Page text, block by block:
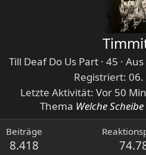
Till Deaf Do Us Part · 45 · Aus
Registriert 06.
Letzte Aktivität Vor 50
Thema Welche
Beiträge
8.418